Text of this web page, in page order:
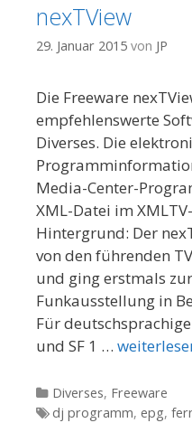
nexTView
29. Januar 2015 von JP
Die Freeware
empfehlenswerte
Diverses. Die
Media-Center-
XML-Datei im
Hintergrund: Der
von den führenden
und ging erstmals
Funkausstellung in
Für
und SF 1 …
Kategorien
Diverses, Freeware
Tags
dj programm, epg,